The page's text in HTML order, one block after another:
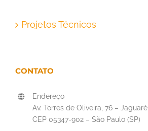
Projetos Técnicos
CONTATO
Endereço
Av. Torres de Oliveira, 76 – Jaguaré
CEP 05347-902 – São Paulo (SP)